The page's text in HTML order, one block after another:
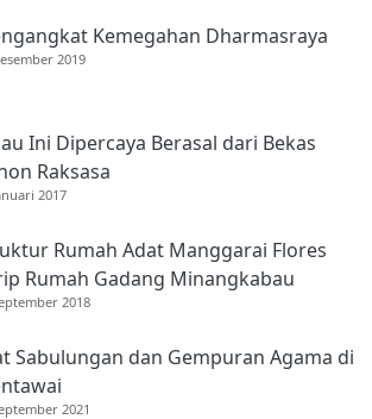
Kemegahan Dharmasraya
2019
Ini Dipercaya Berasal dari Bekas
Raksasa
2017
Rumah Adat Manggarai Flores
Rumah Gadang Minangkabau
2018
Sabulungan dan Gempuran Agama di
2021